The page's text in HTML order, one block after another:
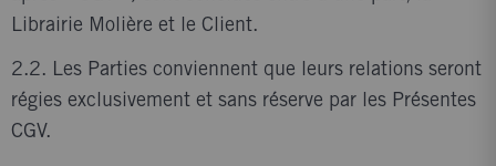
Librairie Molière et le Client.
2.2. Les Parties conviennent que leurs relations seront
régies exclusivement et sans réserve par les Présentes
CGV.